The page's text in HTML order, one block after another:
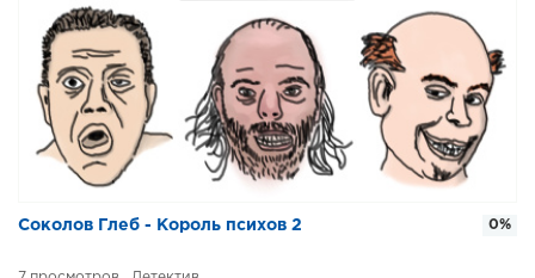
Соколов Глеб - Король психов 2 0%